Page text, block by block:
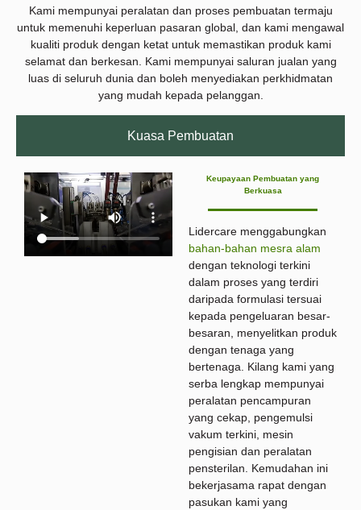
Kami mempunyai peralatan dan proses pembuatan termaju
untuk memenuhi keperluan pasaran global, dan kami mengawal
kualiti produk dengan ketat untuk memastikan produk kami
selamat dan berkesan. Kami mempunyai saluran jualan yang
luas di seluruh dunia dan boleh menyediakan perkhidmatan
yang mudah kepada pelanggan.
Kuasa Pembuatan
Keupayaan Pembuatan yang
Berkuasa
Lidercare menggabungkan
bahan-bahan mesra alam
dengan teknologi terkini
dalam proses yang terdiri
daripada formulasi tersuai
kepada pengeluaran besar-
besaran, menyelitkan produk
dengan tenaga yang
bertenaga. Kilang kami yang
serba lengkap mempunyai
peralatan pencampuran
yang cekap, pengemulsi
vakum terkini, mesin
pengisian dan peralatan
pensterilan. Kemudahan ini
bekerjasama rapat dengan
pasukan kami yang